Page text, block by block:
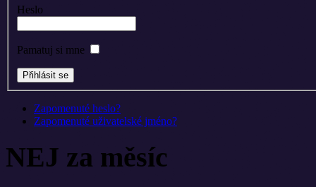
Heslo
Pamatuj si mne
Zapomenuté heslo?
Zapomenuté uživatelské jméno?
NEJ za měsíc